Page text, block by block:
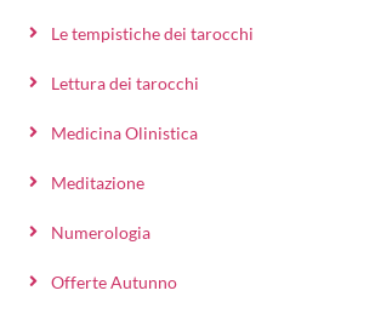
Le tempistiche dei tarocchi
Lettura dei tarocchi
Medicina Olinistica
Meditazione
Numerologia
Offerte Autunno